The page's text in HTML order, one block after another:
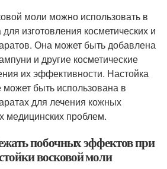
моли можно использовать в
изготовления косметических и
Она может быть добавлена
и другие косметические
их эффективности. Настойка
быть использована в
для лечения кожных
медицинских проблем.
побочных эффектов при
восковой моли